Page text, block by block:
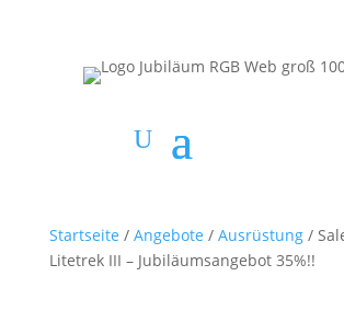
Startseite / Angebote / Ausrüstung/
Litetrek III – Jubiläumsangebot 35%!!